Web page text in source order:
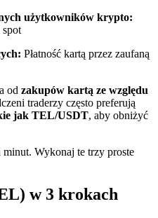
i prowizjami z kopiowania
handlowe itp.
użytkowników krypto:
Płatność kartą przez zaufaną
od zakupów kartą ze względu
traderzy często preferują
jak TEL/USDT, aby obniżyć
Wykonaj te trzy proste
w 3 krokach